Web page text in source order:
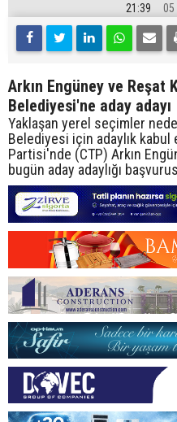
21:39 05
Arkın Engüney ve Reşat
Belediyesi'ne aday adayı
Yaklaşan yerel seçimler
Belediyesi için adaylık
Partisi'nde (CTP) Arkın
bugün aday adaylığı